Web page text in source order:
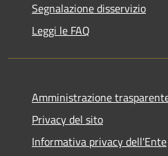
Segnalazione disservizio
Leggi le FAQ
Amministrazione
Privacy del sito
Informativa privacy dell'Ente